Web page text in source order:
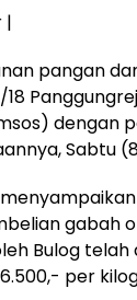
|
pangan
dengan
Sabtu
gabah
Bulog
per